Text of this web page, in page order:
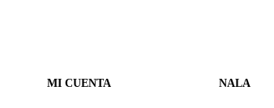
MI CUENTA NALA